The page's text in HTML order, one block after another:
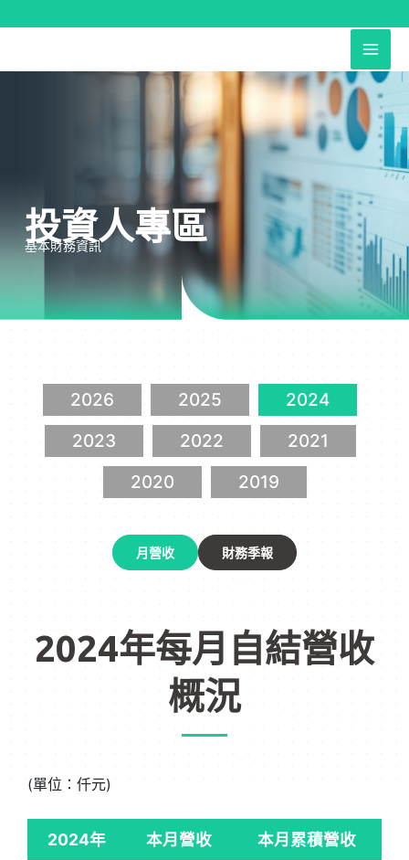
至
要
投資人專區
基本財務資訊
2026 2025
2024
2023
2022
2021
2020
2019
月營收 財務季報
2024年每月自結營收
概況
(單位：仟元)
2024年 本月營收 本月累積營收